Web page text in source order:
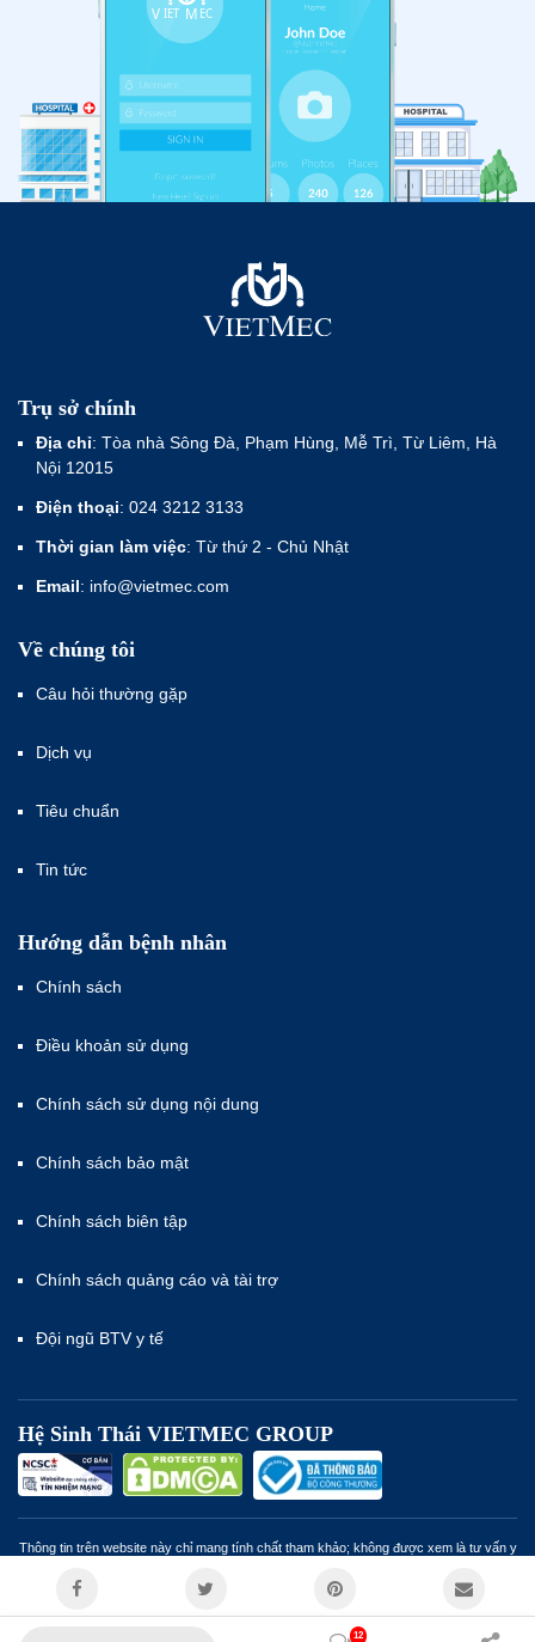
12
Trụ sở chính
Địa chỉ: Tòa nhà Sông Đà, Phạm Hùng, Mễ Trì, Từ Liêm, Hà
Nội 12015
Điện thoại: 024 3212 3133
Thời gian làm việc: Từ thứ 2 - Chủ Nhật
Email: info@vietmec.com
Về chúng tôi
Câu hỏi thường gặp
Dịch vụ
Tiêu chuẩn
Tin tức
Hướng dẫn bệnh nhân
Chính sách
Điều khoản sử dụng
Chính sách sử dụng nội dung
Chính sách bảo mật
Chính sách biên tập
Chính sách quảng cáo và tài trợ
Đội ngũ BTV y tế
Hệ Sinh Thái VIETMEC GROUP
Thông tin trên website này chỉ mang tính chất tham khảo; không được xem là tư vấn y
viên y tế. Miễn trừ trách nhiệm